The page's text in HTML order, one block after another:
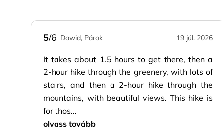
5/6 Dawid, Párok 19 júl. 2026
It takes about 1.5 hours to get there, then a
2-hour hike through the greenery, with lots of
stairs, and then a 2-hour hike through the
mountains, with beautiful views. This hike is
for thos...
olvass tovább